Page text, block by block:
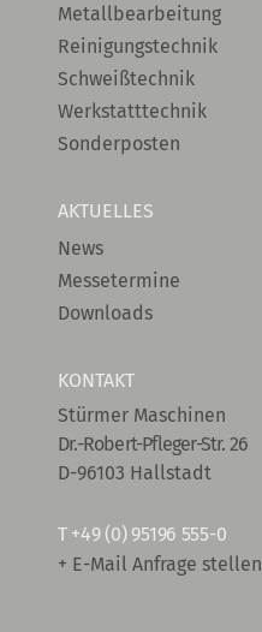
Metallbearbeitung
Reinigungstechnik
Schweißtechnik
Werkstatttechnik
Sonderposten
AKTUELLES
News
Messetermine
Downloads
KONTAKT
Stürmer Maschinen
Dr.-Robert-Pfleger-Str. 26
D-96103 Hallstadt
T +49 (0) 95196 555-0
+ E-Mail Anfrage stellen